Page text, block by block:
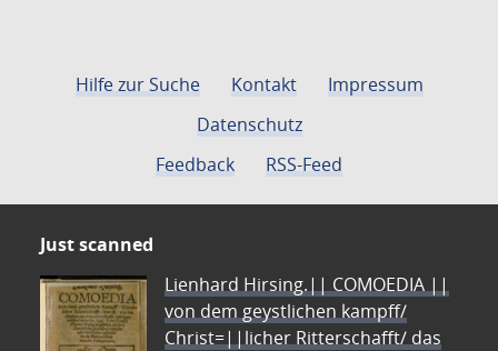
Hilfe zur Suche Kontakt
Impressum
Datenschutz
Feedback
RSS-Feed
Just scanned
Lienhard Hirsing.|| COMOEDIA ||
von dem geystlichen kampff/
Christ=||licher Ritterschafft/ das